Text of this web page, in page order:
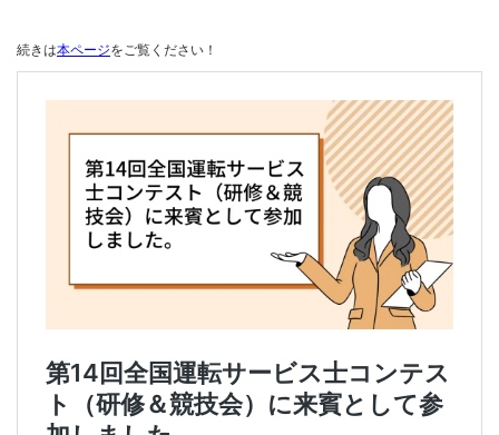
続きは本ページをご覧ください！